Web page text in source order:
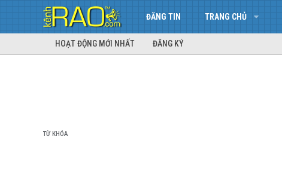
ĐĂNG TIN TRANG CHỦ
HOẠT ĐỘNG MỚI NHẤT ĐĂNG KÝ
TỪ KHÓA